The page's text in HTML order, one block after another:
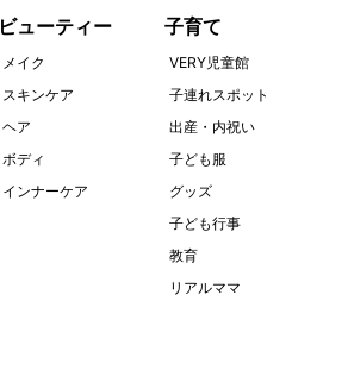
ビューティー
メイク
スキンケア
ヘア
ボディ
インナーケア
子育て
VERY児童館
子連れスポット
出産・内祝い
子ども服
グッズ
子ども行事
教育
リアルママ